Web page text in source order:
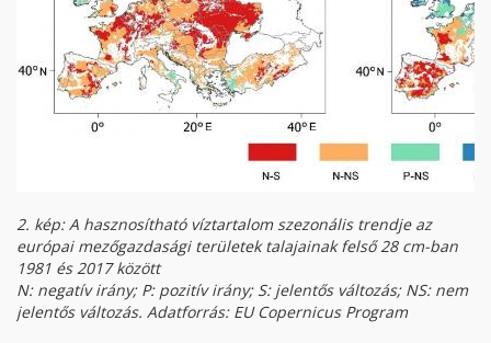
2. kép: A hasznosítható víztartalom szezonális trendje az
európai mezőgazdasági területek talajainak felső 28 cm-ban
1981 és 2017 között
N: negatív irány; P: pozitív irány; S: jelentős változás; NS: nem
jelentős változás. Adatforrás: EU Copernicus Program